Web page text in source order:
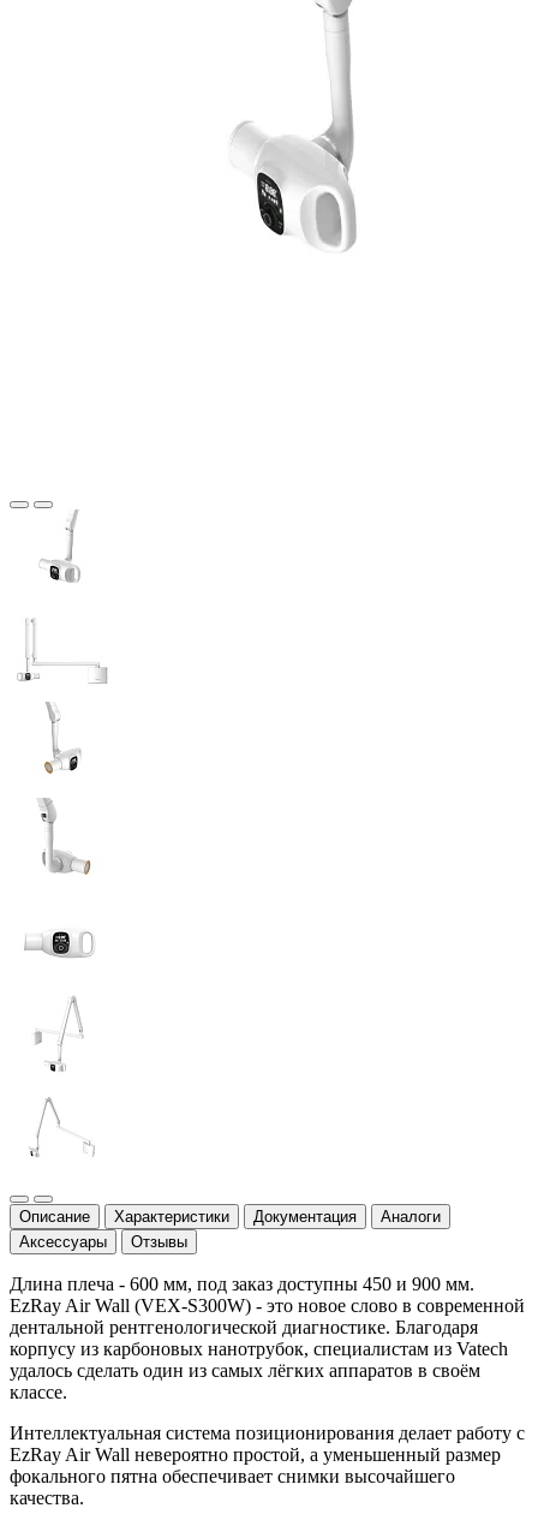
Описание Характеристики Документация
Аналоги
Аксессуары
Отзывы
Длина плеча - 600 мм, под заказ доступны 450 и 900 мм.
EzRay Air Wall (VEX-S300W) - это новое слово в современной
дентальной рентгенологической диагностике. Благодаря
корпусу из карбоновых нанотрубок, специалистам из Vatech
удалось сделать один из самых лёгких аппаратов в своём
классе.
Интеллектуальная система позиционирования делает работу с
EzRay Air Wall невероятно простой, а уменьшенный размер
фокального пятна обеспечивает снимки высочайшего
качества.